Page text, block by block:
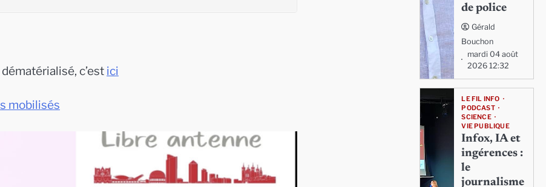
c’est ici
mobilisés
de police
Gérald
Bouchon
mardi 04 août
2026 12:32
LE FIL INFO
PODCAST
SCIENCE
VIE PUBLIQUE
Infox, IA et
ingérences :
le
journalisme